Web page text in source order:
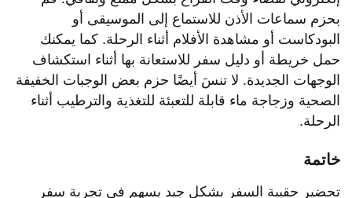
بحزم سماعات الأذن للاستماع إلى الموسيقى أو
البودكاست أو مشاهدة الأفلام أثناء الرحلة. كما يمكنك
حمل خريطة أو دليل سفر للاستعانة بها أثناء استكشاف
الوجهات الجديدة. لا تنسَ أيضًا حزم بعض الوجبات الخفيفة
الصحية وزجاجة ماء قابلة للتعبئة للتغذية والترطيب أثناء
الرحلة.
خاتمة
تحضير حقيبة السفر بشكل جيد يسهم في تجربة سفر